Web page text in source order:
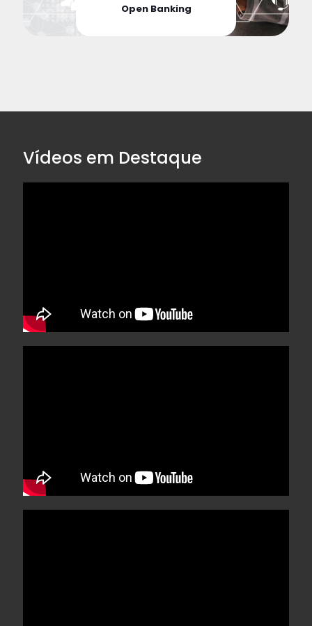
Open Banking
Vídeos em Destaque